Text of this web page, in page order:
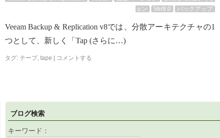
ョン
Ver8.0 バックアップ
Veeam Backup & Replication v8では、分散アーキテクチャの1
つとして、新しく「Tap (さらに…)
タグ: テープ, tape コメントする
ブログ検索
キーワード：